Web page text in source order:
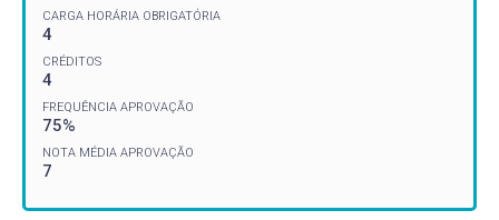
CARGA HORÁRIA OBRIGATÓRIA
4
CRÉDITOS
4
FREQUÊNCIA APROVAÇÃO
75%
NOTA MÉDIA APROVAÇÃO
7